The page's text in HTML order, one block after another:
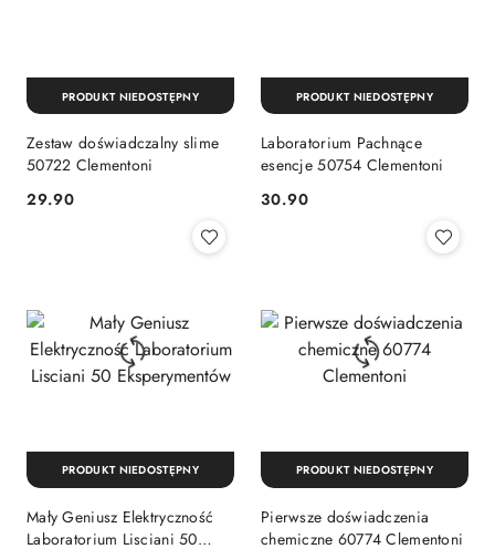
Zestaw doświadczalny slime
50722 Clementoni
Cena:
29.90
PRODUKT NIEDOSTĘPNY
Laboratorium Pachnące
esencje 50754 Clementoni
Cena:
30.90
PRODUKT NIEDOSTĘPNY
Mały Geniusz Elektryczność
Laboratorium Lisciani 50
PRODUKT NIEDOSTĘPNY
Pierwsze doświadczenia
chemiczne 60774 Clementoni
PRODUKT NIEDOSTĘPNY